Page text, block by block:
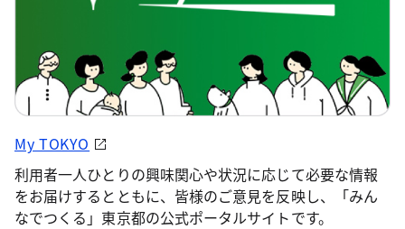
My TOKYO
利用者一人ひとりの興味関心や状況に応じて必要な情報
をお届けするとともに、皆様のご意見を反映し、「みん
なでつくる」東京都の公式ポータルサイトです。